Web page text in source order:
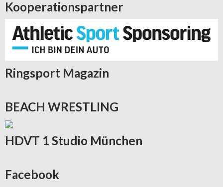
Kooperationspartner
Ringsport Magazin
BEACH WRESTLING
HDVT 1 Studio München
Facebook